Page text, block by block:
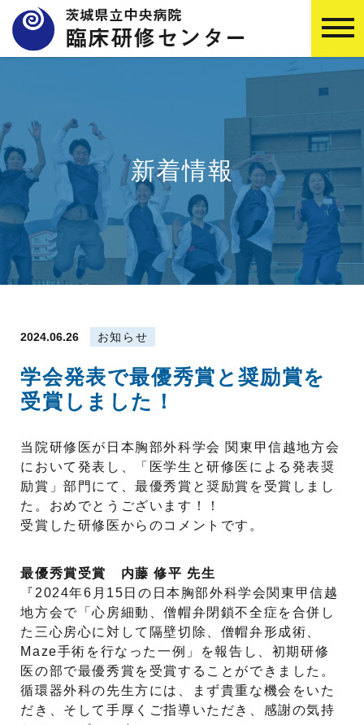
新着情報
2024.06.26 お知らせ
学会発表で最優秀賞と奨励賞を
受賞しました！
当院研修医が日本胸部外科学会 関東甲信越地方会
において発表し、「医学生と研修医による発表奨
励賞」部門にて、最優秀賞と奨励賞を受賞しまし
た。おめでとうございます！！
受賞した研修医からのコメントです。
最優秀賞受賞 内藤 修平 先生
『2024年6月15日の日本胸部外科学会関東甲信越
地方会で「心房細動、僧帽弁閉鎖不全症を合併し
た三心房心に対して隔壁切除、僧帽弁形成術、
Maze手術を行なった一例」を報告し、初期研修
医の部で最優秀賞を受賞することができました。
循環器外科の先生方には、まず貴重な機会をいた
だき、そして手厚くご指導いただき、感謝の気持